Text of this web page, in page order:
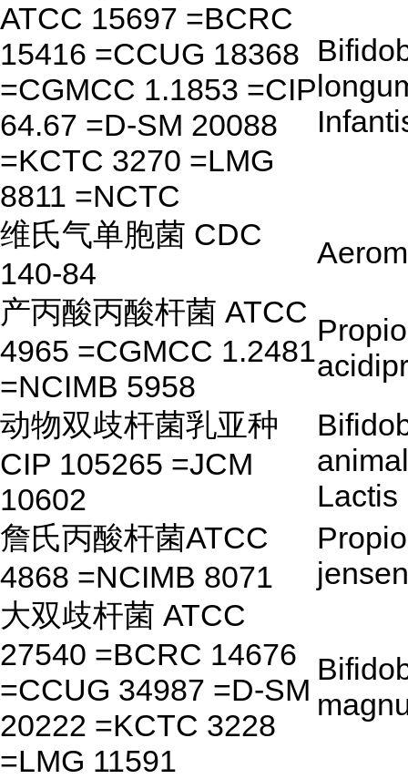
ATCC 15697 =BCRC
15416 =CCUG 18368
=CGMCC 1.1853 =CIP
64.67 =D-SM 20088
=KCTC 3270 =LMG
8811 =NCTC
维氏气单胞菌 CDC
140-84
产丙酸丙酸杆菌 ATCC
4965 =CGMCC 1.2481
=NCIMB 5958
动物双歧杆菌乳亚种
CIP 105265 =JCM
10602
Lactis
詹氏丙酸杆菌ATCC
4868 =NCIMB 8071
大双歧杆菌 ATCC
27540 =BCRC 14676
=CCUG 34987 =D-SM
20222 =KCTC 3228
=LMG 11591